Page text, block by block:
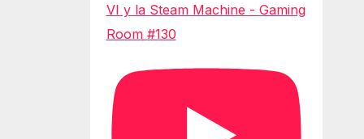
VI y la Steam Machine - Gaming
Room #130